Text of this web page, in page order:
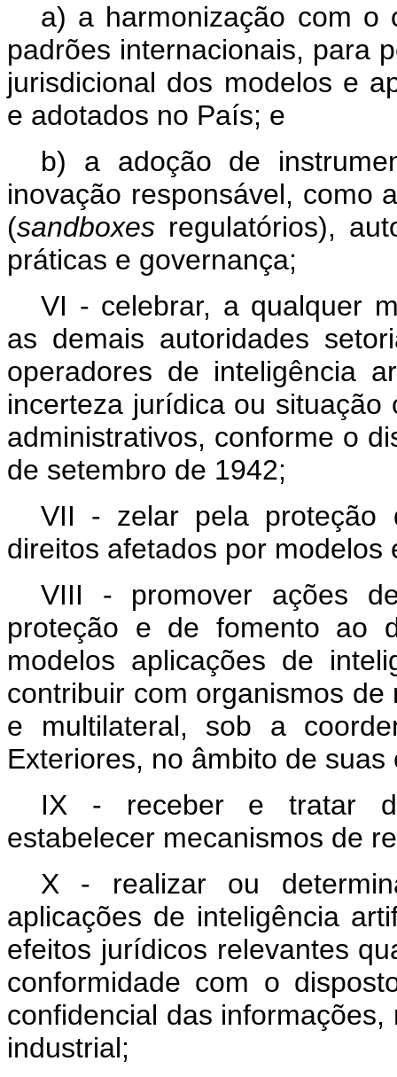
a) a harmonização com o
padrões internacionais, para
jurisdicional dos modelos e
e adotados no País; e
b) a adoção de
inovação responsável, como
(sandboxes regulatórios),
práticas e governança;
VI - celebrar, a qualquer
as demais autoridades
operadores de inteligência
incerteza jurídica ou
administrativos, conforme o
de setembro de 1942;
VII - zelar pela proteção
direitos afetados por
VIII - promover ações
proteção e de fomento ao
modelos aplicações de
contribuir com organismos
e multilateral, sob a
Exteriores, no âmbito de suas
IX - receber e tratar
estabelecer mecanismos de
X - realizar ou
aplicações de inteligência
efeitos jurídicos relevantes
conformidade com o
confidencial das
industrial;